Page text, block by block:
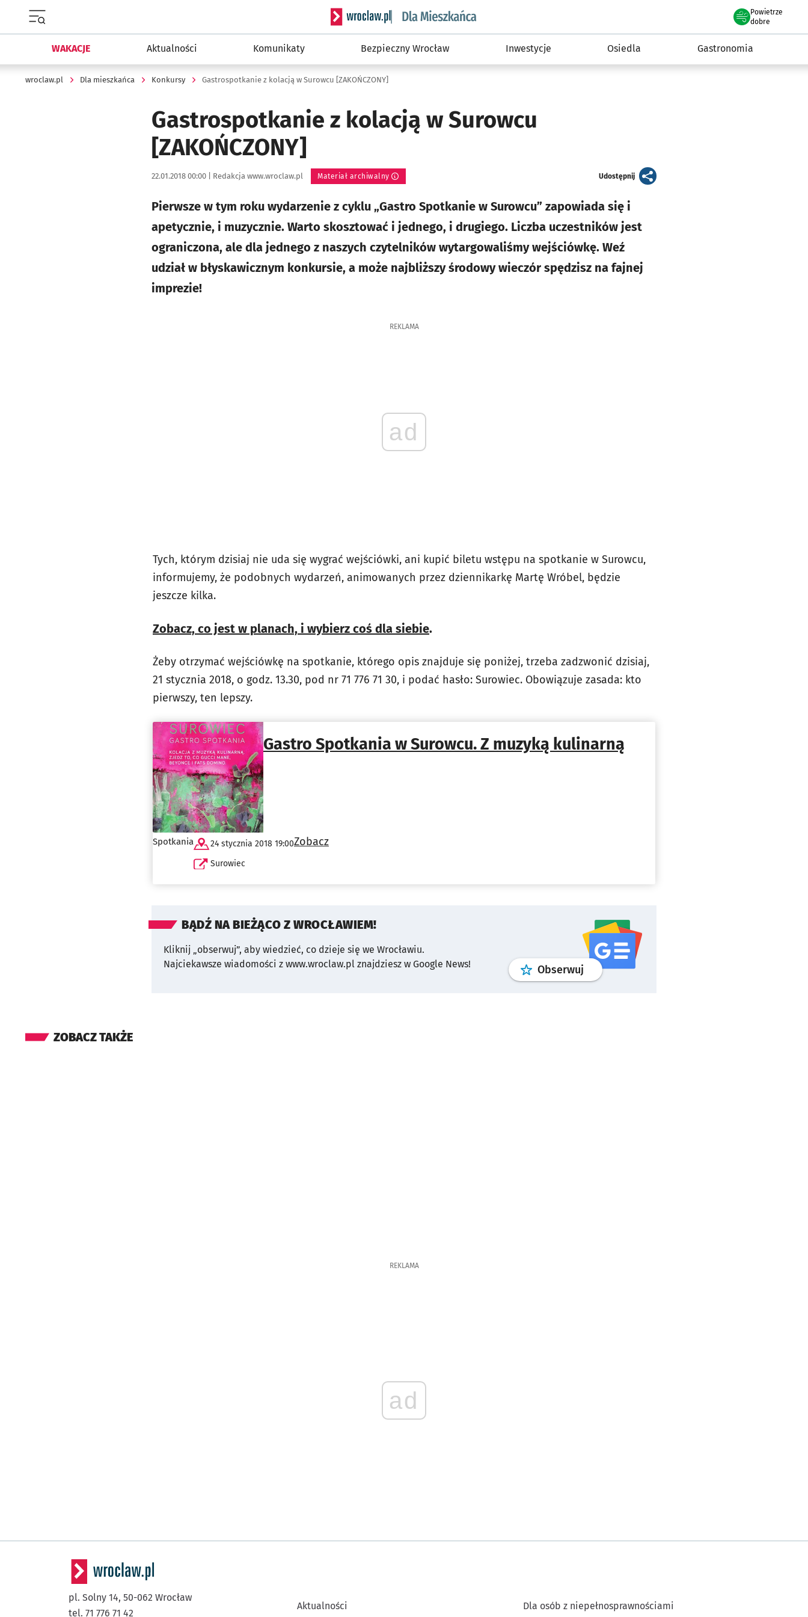
Serwis informacyjny wroclaw.pl podserwis: Dla mieszkańca
Powietrze
we Wrocławiu
dobre
WAKACJE Aktualności Komunikaty Bezpieczny Wrocław Inwestycje Osiedla Gastronomia
wroclaw.pl Dla mieszkańca Konkursy Gastrospotkanie z kolacją w Surowcu [ZAKOŃCZONY]
Gastrospotkanie z kolacją w Surowcu
[ZAKOŃCZONY]
Data publikacji:
22.01.2018 00:00 | Autor:
Redakcja www.wroclaw.pl Materiał archiwalny Udostępnijartykuł
Pierwsze w tym roku wydarzenie z cyklu „Gastro Spotkanie w Surowcu” zapowiada się i
apetycznie, i muzycznie. Warto skosztować i jednego, i drugiego. Liczba uczestników jest
ograniczona, ale dla jednego z naszych czytelników wytargowaliśmy wejściówkę. Weź
udział w błyskawicznym konkursie, a może najbliższy środowy wieczór spędzisz na fajnej
imprezie!
REKLAMA
ad
Tych, którym dzisiaj nie uda się wygrać wejściówki, ani kupić biletu wstępu na spotkanie w Surowcu,
informujemy, że podobnych wydarzeń, animowanych przez dziennikarkę Martę Wróbel, będzie
jeszcze kilka.
Zobacz, co jest w planach, i wybierz coś dla siebie.
Żeby otrzymać wejściówkę na spotkanie, którego opis znajduje się poniżej, trzeba zadzwonić dzisiaj,
21 stycznia 2018, o godz. 13.30, pod nr 71 776 71 30, i podać hasło: Surowiec. Obowiązuje zasada: kto
pierwszy, ten lepszy.
Gastro Spotkania w Surowcu. Z muzyką kulinarną
Spotkania
24 stycznia 2018 19:00
Surowiec
Zobacz
BĄDŹ NA BIEŻĄCO Z WROCŁAWIEM!
Kliknij „obserwuj”, aby wiedzieć, co dzieje się we Wrocławiu.
Najciekawsze wiadomości z www.wroclaw.pl znajdziesz w Google News!
Obserwuj profilgoogle news
ZOBACZ TAKŻE
REKLAMA
ad
pl. Solny 14, 50-062 Wrocław
tel. 71 776 71 42
Aktualności Dla osób z niepełnosprawnościami